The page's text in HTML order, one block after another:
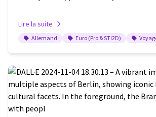
Lire la suite
Allemand Euro (Pro & STi2D)